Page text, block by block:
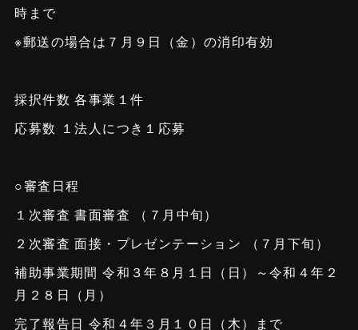
時まで
※郵送の場合は７月９日（金）の消印有効
採択件数 各事業１件
応募数 １法人につき１応募
○審査日程
１次審査 書面審査 （７月中旬）
２次審査 面接・プレゼンテーション （７月下旬）
補助事業期間 令和３年８月１日（日）～令和４年２
月２８日（月）
完了報告日 令和４年３月１０日（木）まで